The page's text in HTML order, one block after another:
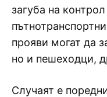
загуба на
прояви могат да
но и пешеходци,
Случаят е